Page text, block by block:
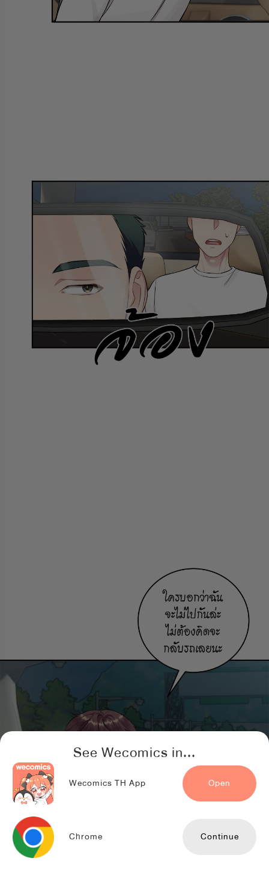
See Wecomics in...
Wecomics TH App Open
Chrome Continue